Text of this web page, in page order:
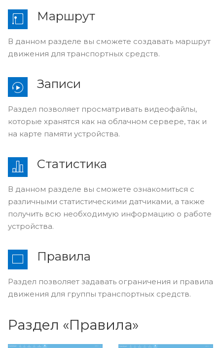
Маршрут
В данном разделе вы сможете создавать маршрут
движения для транспортных средств.
Записи
Раздел позволяет просматривать видеофайлы,
которые хранятся как на облачном сервере, так и
на карте памяти устройства.
Статистика
В данном разделе вы сможете ознакомиться с
различными статистическими датчиками, а также
получить всю необходимую информацию о работе
устройства.
Правила
Раздел позволяет задавать ограничения и правила
движения для группы транспортных средств.
Раздел «Правила»